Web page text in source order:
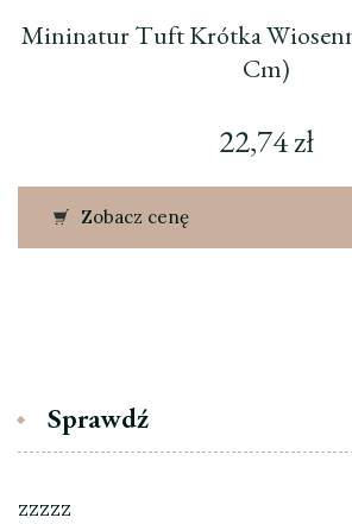
Mininatur Tuft Krótka
Cm)
22,74zł
Zobacz cenę
Sprawdź
zzzzz